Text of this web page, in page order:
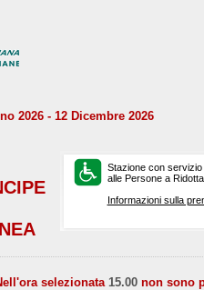
2026 - 12 Dicembre 2026
Stazione con
alle Persone a
Informazioni sulla
selezionata15.00 non sono